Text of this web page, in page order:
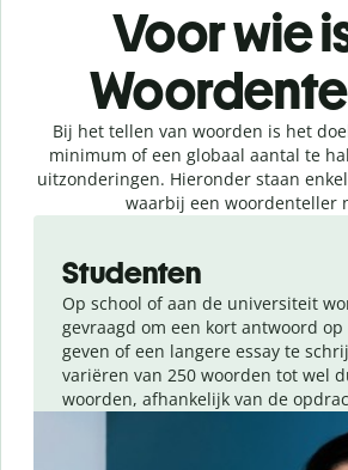
Voor wie
Bij het tellen van woorden is het
minimum of een globaal aantal te
uitzonderingen. Hieronder staan
waarbij een woordenteller
Studenten
Op school of aan de universiteit
gevraagd om een kort antwoord op
geven of een langere essay te
variëren van 250 woorden tot wel
woorden, afhankelijk van de